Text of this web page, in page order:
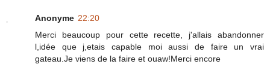
Anonyme 22:20
Merci beaucoup pour cette recette, j'allais abandonner
l,idée que j,etais capable moi aussi de faire un vrai
gateau.Je viens de la faire et ouaw!Merci encore